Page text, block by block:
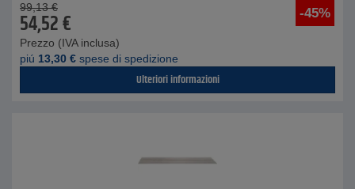
-45%
99,13 €
54,52€
Prezzo (IVA inclusa)
piú 13,30 € spese di spedizione
Ulteriori informazioni